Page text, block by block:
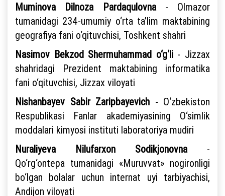
Muminova Dilnoza Pardaqulovna- Olmazor
tumanidagi 234-umumiy o‘rta ta’lim maktabining
geografiya fani o‘qituvchisi, Toshkent shahri
Nasimov Bekzod Shermuhammad o‘g‘li- Jizzax
shahridagi Prezident maktabining informatika
fani o‘qituvchisi, Jizzax viloyati
Nishanbayev Sabir Zaripbayevich - O‘zbekiston
Respublikasi Fanlar akademiyasining O‘simlik
moddalari kimyosi instituti laboratoriya mudiri
Nuraliyeva Nilufarxon Sodikjonovna-
Qo‘rg‘ontepa tumanidagi «Muruvvat» nogironligi
bo‘lgan bolalar uchun internat uyi tarbiyachisi,
Andijon viloyati